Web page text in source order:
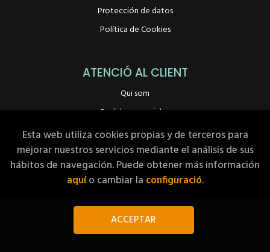
Afegir a la meva cistella
Protección de datos
Política de Cookies
ATENCIÓ AL CLIENT
Qui som
Pedidos especiales
Llibreria A Peu de Pàgina . Tots els Drets Reservats |
Esta web utiliza cookies propias y de terceros para
mejorar nuestros servicios mediante el análisis de sus
hábitos de navegación. Puede obtener más información
aquío cambiar la configuració.
ACCEPTAR